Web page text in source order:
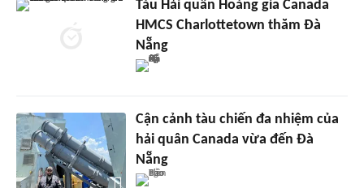
Tàu Hải quân Hoàng gia Canada
HMCS Charlottetown thăm Đà
Nẵng
Cận cảnh tàu chiến đa nhiệm của
hải quân Canada vừa đến Đà
Nẵng